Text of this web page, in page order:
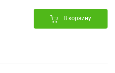
В корзину